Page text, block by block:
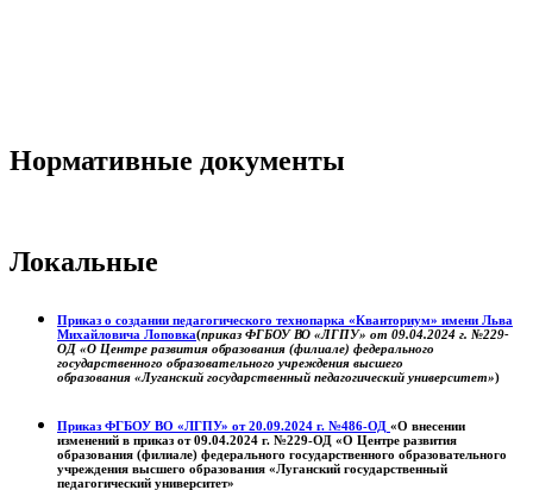
Нормативные документы
Локальные
Приказ о создании педагогического технопарка «Кванториум» имени Льва
Михайловича Лоповка(приказ ФГБОУ ВО «ЛГПУ» от 09.04.2024 г. №229-
ОД «О Центре развития образования (филиале) федерального
государственного образовательного учреждения высшего
образования «Луганский государственный педагогический университет»)
Приказ ФГБОУ ВО «ЛГПУ» от 20.09.2024 г. №486-ОД «О внесении
изменений в приказ от 09.04.2024 г. №229-ОД «О Центре развития
образования (филиале) федерального государственного образовательного
учреждения высшего образования «Луганский государственный
педагогический университет»